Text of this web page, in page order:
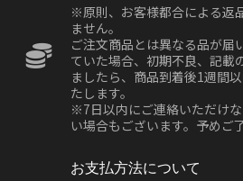
※原則、お客様都合による返
ません。
ご注文商品とは異なる品が届
ていた場合、初期不良、記載
ましたら、商品到着後1週間
たします。
※7日以内にご連絡いただけ
い場合もございます。予めご
お支払方法について